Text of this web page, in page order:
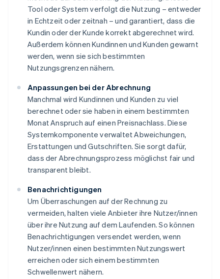
Tool oder System verfolgt die Nutzung – entweder
in Echtzeit oder zeitnah – und garantiert, dass die
Kundin oder der Kunde korrekt abgerechnet wird.
Außerdem können Kundinnen und Kunden gewarnt
werden, wenn sie sich bestimmten
Nutzungsgrenzen nähern.
Anpassungen bei der Abrechnung
Manchmal wird Kundinnen und Kunden zu viel
berechnet oder sie haben in einem bestimmten
Monat Anspruch auf einen Preisnachlass. Diese
Systemkomponente verwaltet Abweichungen,
Erstattungen und Gutschriften. Sie sorgt dafür,
dass der Abrechnungsprozess möglichst fair und
transparent bleibt.
Benachrichtigungen
Um Überraschungen auf der Rechnung zu
vermeiden, halten viele Anbieter ihre Nutzer/innen
über ihre Nutzung auf dem Laufenden. So können
Benachrichtigungen versendet werden, wenn
Nutzer/innen einen bestimmten Nutzungswert
erreichen oder sich einem bestimmten
Schwellenwert nähern.